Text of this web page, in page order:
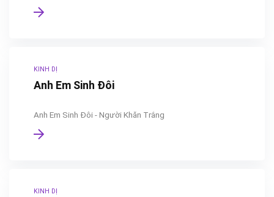
KINH DỊ
Anh Em Sinh Đôi
Anh Em Sinh Đôi - Người Khăn Trắng
KINH DỊ